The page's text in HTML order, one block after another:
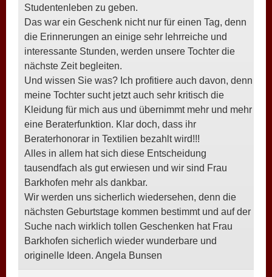
Studentenleben zu geben.
Das war ein Geschenk nicht nur für einen Tag, denn
die Erinnerungen an einige sehr lehrreiche und
interessante Stunden, werden unsere Tochter die
nächste Zeit begleiten.
Und wissen Sie was? Ich profitiere auch davon, denn
meine Tochter sucht jetzt auch sehr kritisch die
Kleidung für mich aus und übernimmt mehr und mehr
eine Beraterfunktion. Klar doch, dass ihr
Beraterhonorar in Textilien bezahlt wird!!!
Alles in allem hat sich diese Entscheidung
tausendfach als gut erwiesen und wir sind Frau
Barkhofen mehr als dankbar.
Wir werden uns sicherlich wiedersehen, denn die
nächsten Geburtstage kommen bestimmt und auf der
Suche nach wirklich tollen Geschenken hat Frau
Barkhofen sicherlich wieder wunderbare und
originelle Ideen. Angela Bunsen